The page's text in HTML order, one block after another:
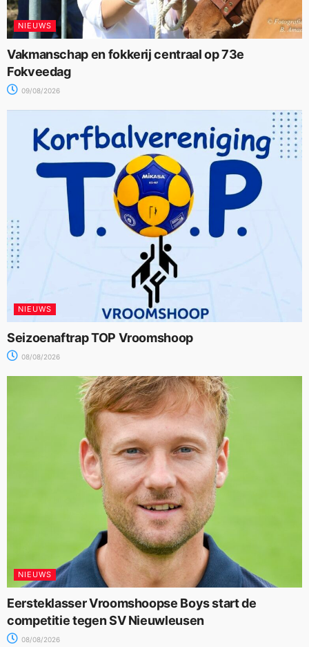
NIEUWS
Vakmanschap en fokkerij centraal op 73e
Fokveedag
09/08/2026
NIEUWS
Seizoenaftrap TOP Vroomshoop
08/08/2026
NIEUWS
Eersteklasser Vroomshoopse Boys start de
competitie tegen SV Nieuwleusen
08/08/2026